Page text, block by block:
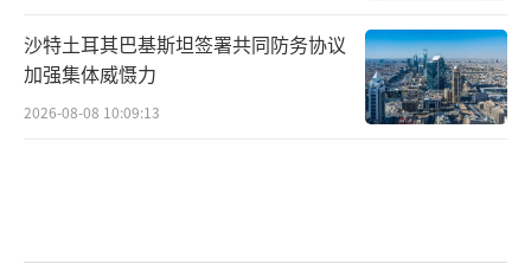
沙特土耳其巴基斯坦签署共同防务协议
加强集体威慑力
2026-08-08 10:09:13